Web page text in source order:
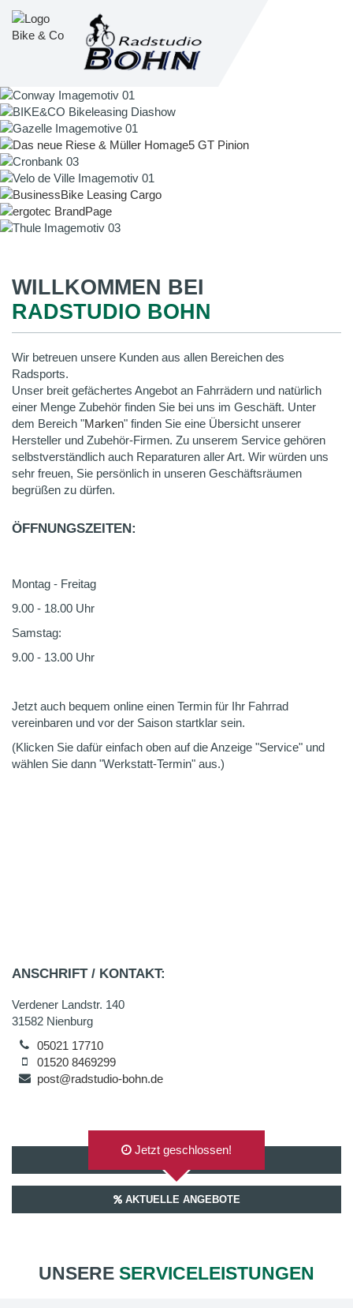
WILLKOMMEN BEI
RADSTUDIO BOHN
Wir betreuen unsere Kunden aus allen Bereichen des
Radsports.
Unser breit gefächertes Angebot an Fahrrädern und natürlich
einer Menge Zubehör finden Sie bei uns im Geschäft. Unter
dem Bereich "Marken" finden Sie eine Übersicht unserer
Hersteller und Zubehör-Firmen. Zu unserem Service gehören
selbstverständlich auch Reparaturen aller Art. Wir würden uns
sehr freuen, Sie persönlich in unseren Geschäftsräumen
begrüßen zu dürfen.
ÖFFNUNGSZEITEN:
Montag - Freitag
9.00 - 18.00 Uhr
Samstag:
9.00 - 13.00 Uhr
Jetzt auch bequem online einen Termin für Ihr Fahrrad
vereinbaren und vor der Saison startklar sein.
(Klicken Sie dafür einfach oben auf die Anzeige "Service" und
wählen Sie dann "Werkstatt-Termin" aus.)
ANSCHRIFT / KONTAKT:
Verdener Landstr. 140
31582 Nienburg
05021 17710
01520 8469299
post@radstudio-bohn.de
AUF GOOGLEMAPS ANZEIGEN
Jetzt geschlossen!
AKTUELLE ANGEBOTE
UNSERE SERVICELEISTUNGEN